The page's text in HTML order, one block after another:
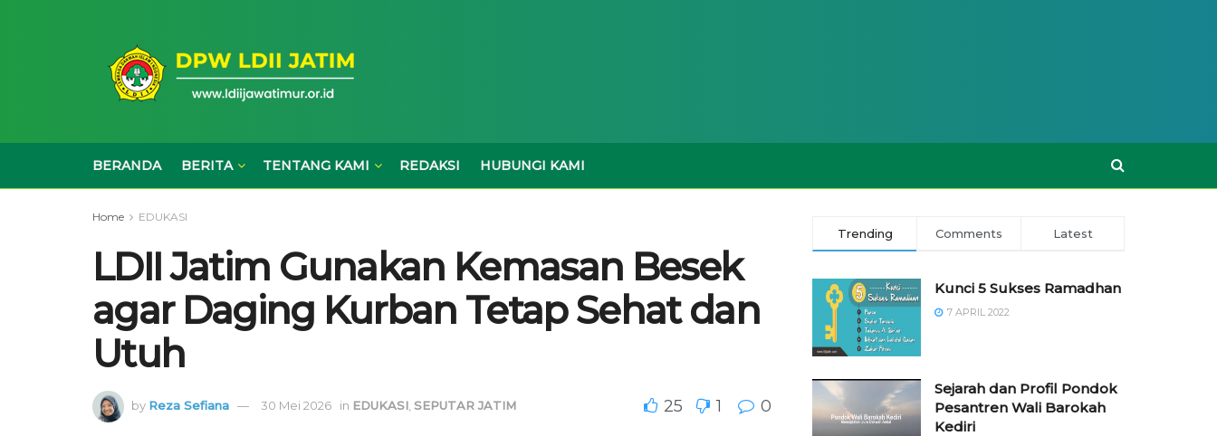
BERANDA BERITA TENTANG KAMI REDAKSI HUBUNGI KAMI
Home EDUKASI
LDII Jatim Gunakan Kemasan Besek
agar Daging Kurban Tetap Sehat dan
Utuh
by Reza Sefiana 30 Mei 2026 in EDUKASI SEPUTAR JATIM 25 1 0
Trending Comments Latest
Kunci 5 Sukses Ramadhan
7 APRIL 2022
Sejarah dan Profil Pondok
Pesantren Wali Barokah
Kediri